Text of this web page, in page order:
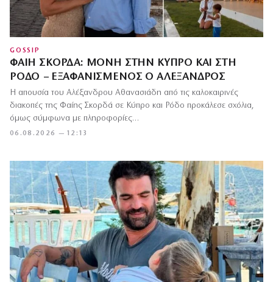
GOSSIP
ΦΑΊΗ ΣΚΟΡΔΆ: ΜΌΝΗ ΣΤΗΝ ΚΎΠΡΟ ΚΑΙ ΣΤΗ
ΡΌΔΟ – ΕΞΑΦΑΝΙΣΜΈΝΟΣ Ο ΑΛΈΞΑΝΔΡΟΣ
06.08.2026 — 12:13
Η απουσία του Αλέξανδρου Αθανασιάδη από τις καλοκαιρινές
διακοπές της Φαίης Σκορδά σε Κύπρο και Ρόδο προκάλεσε σχόλια,
όμως σύμφωνα με πληροφορίες…